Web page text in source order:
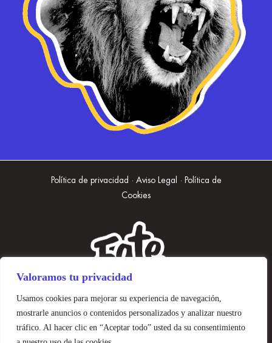
Valoramos tu privacidad
Usamos cookies para mejorar su experiencia de navegación,
mostrarle anuncios o contenidos personalizados y analizar nuestro
tráfico. Al hacer clic en “Aceptar todo” usted da su consentimiento
Política de privacidad · Aviso Legal · Política de
Cookies